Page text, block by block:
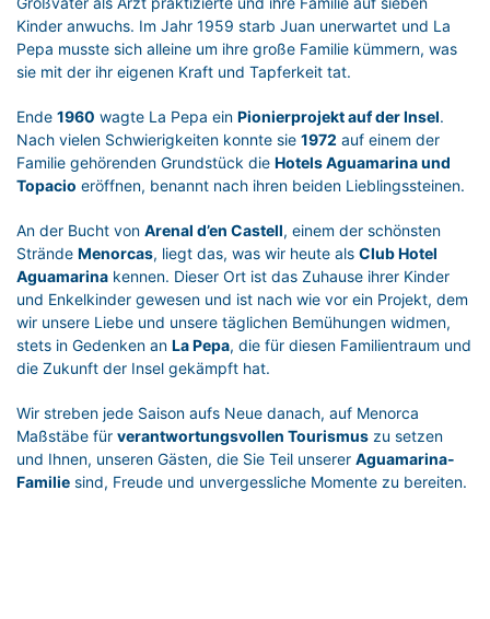
Kinder anwuchs. Im Jahr 1959 starb Juan unerwartet und La
Pepa musste sich alleine um ihre große Familie kümmern, was
sie mit der ihr eigenen Kraft und Tapferkeit tat.
Ende 1960 wagte La Pepa ein Pionierprojekt auf der Insel.
Nach vielen Schwierigkeiten konnte sie 1972 auf einem der
Familie gehörenden Grundstück die Hotels Aguamarina und
Topacio eröffnen, benannt nach ihren beiden Lieblingssteinen.
An der Bucht von Arenal d’en Castell, einem der schönsten
Strände Menorcas, liegt das, was wir heute als Club Hotel
Aguamarina kennen. Dieser Ort ist das Zuhause ihrer Kinder
und Enkelkinder gewesen und ist nach wie vor ein Projekt, dem
wir unsere Liebe und unsere täglichen Bemühungen widmen,
stets in Gedenken an La Pepa, die für diesen Familientraum und
die Zukunft der Insel gekämpft hat.
Wir streben jede Saison aufs Neue danach, auf Menorca
Maßstäbe für verantwortungsvollen Tourismus zu setzen
und Ihnen, unseren Gästen, die Sie Teil unserer Aguamarina-
Familie sind, Freude und unvergessliche Momente zu bereiten.